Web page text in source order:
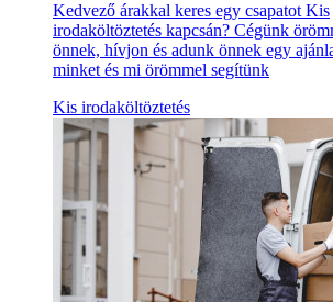
Kedvező árakkal keres egy csapatot Kis
irodaköltöztetés kapcsán? Cégünk
önnek, hívjon és adunk önnek egy
minket és mi örömmel segítünk
Kis irodaköltöztetés